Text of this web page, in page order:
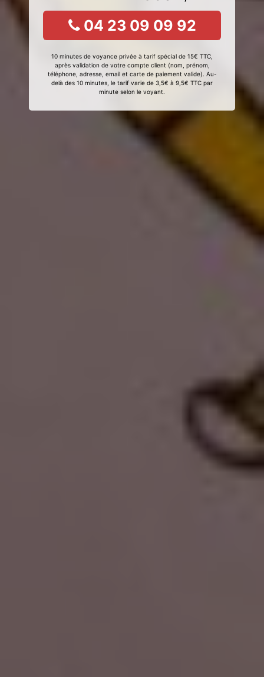
04 23 09 09 92
10 minutes de voyance privée à tarif spécial de 15€ TTC,
après validation de votre compte client (nom, prénom,
téléphone, adresse, email et carte de paiement valide). Au-
delà des 10 minutes, le tarif varie de 3,5€ à 9,5€ TTC par
minute selon le voyant.